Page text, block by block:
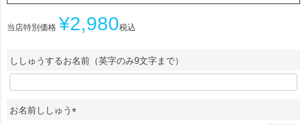
当店特別価格 ¥2,980税込
ししゅうするお名前（英字のみ9文字まで）
お名前ししゅう